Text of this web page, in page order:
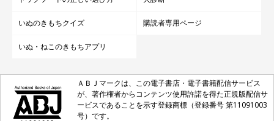
いぬのきもちクイズ 購読者専用ページ
いぬ・ねこのきもちアプリ
ＡＢＪマークは、この電子書店・電子書籍配信サービス
が、著作権者からコンテンツ使用許諾を得た正規版配信サ
ービスであることを示す登録商標（登録番号 第11091003
号）です。